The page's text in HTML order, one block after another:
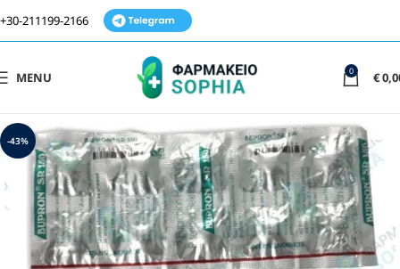
+30-211199-2166
MENU 0 €
-43%